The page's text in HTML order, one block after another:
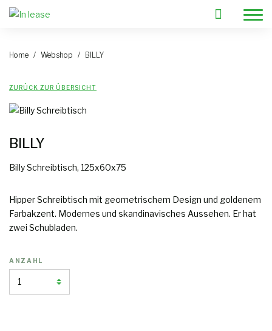
Mietpläne?
VIP-Vermietung
Blog
Warum Möbel mieten
Über uns
Bewertungen
Home Webshop BILLY
ZURÜCK ZUR ÜBERSICHT
BILLY
Billy Schreibtisch, 125x60x75
Hipper Schreibtisch mit geometrischem Design und goldenem
Farbakzent. Modernes und skandinavisches Aussehen. Er hat
zwei Schubladen.
ANZAHL